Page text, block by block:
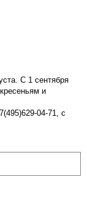
С 1 сентября
и
04-71, с